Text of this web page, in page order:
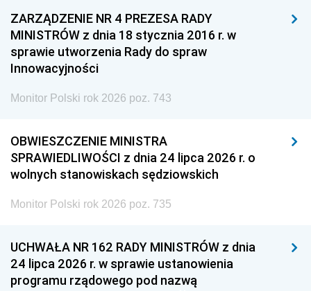
ZARZĄDZENIE NR 4 PREZESA RADY
MINISTRÓW z dnia 18 stycznia 2016 r. w
sprawie utworzenia Rady do spraw
Innowacyjności
Monitor Polski rok 2026 poz. 743
OBWIESZCZENIE MINISTRA
SPRAWIEDLIWOŚCI z dnia 24 lipca 2026 r. o
wolnych stanowiskach sędziowskich
Monitor Polski rok 2026 poz. 735
UCHWAŁA NR 162 RADY MINISTRÓW z dnia
24 lipca 2026 r. w sprawie ustanowienia
programu rządowego pod nazwą